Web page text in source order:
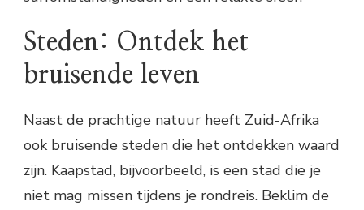
Steden: Ontdek het
bruisende leven
Naast de prachtige natuur heeft Zuid-Afrika
ook bruisende steden die het ontdekken waard
zijn. Kaapstad, bijvoorbeeld, is een stad die je
niet mag missen tijdens je rondreis. Beklim de